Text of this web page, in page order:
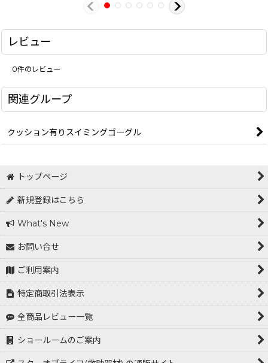
レビュー
0件のレビュー
関連グループ
クッション有りスイミングゴーグル
トップページ
新規登録はこちら
What's New
お問い合せ
ご利用案内
特定商取引法表示
全商品レビュー一覧
ショールームのご案内